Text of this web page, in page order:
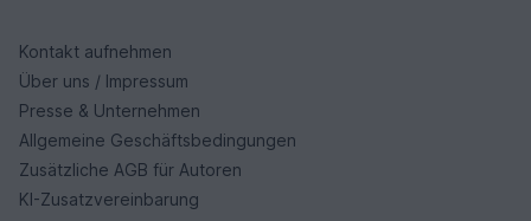
Kontakt aufnehmen
Über uns / Impressum
Presse & Unternehmen
Allgemeine Geschäftsbedingungen
Zusätzliche AGB für Autoren
KI-Zusatzvereinbarung